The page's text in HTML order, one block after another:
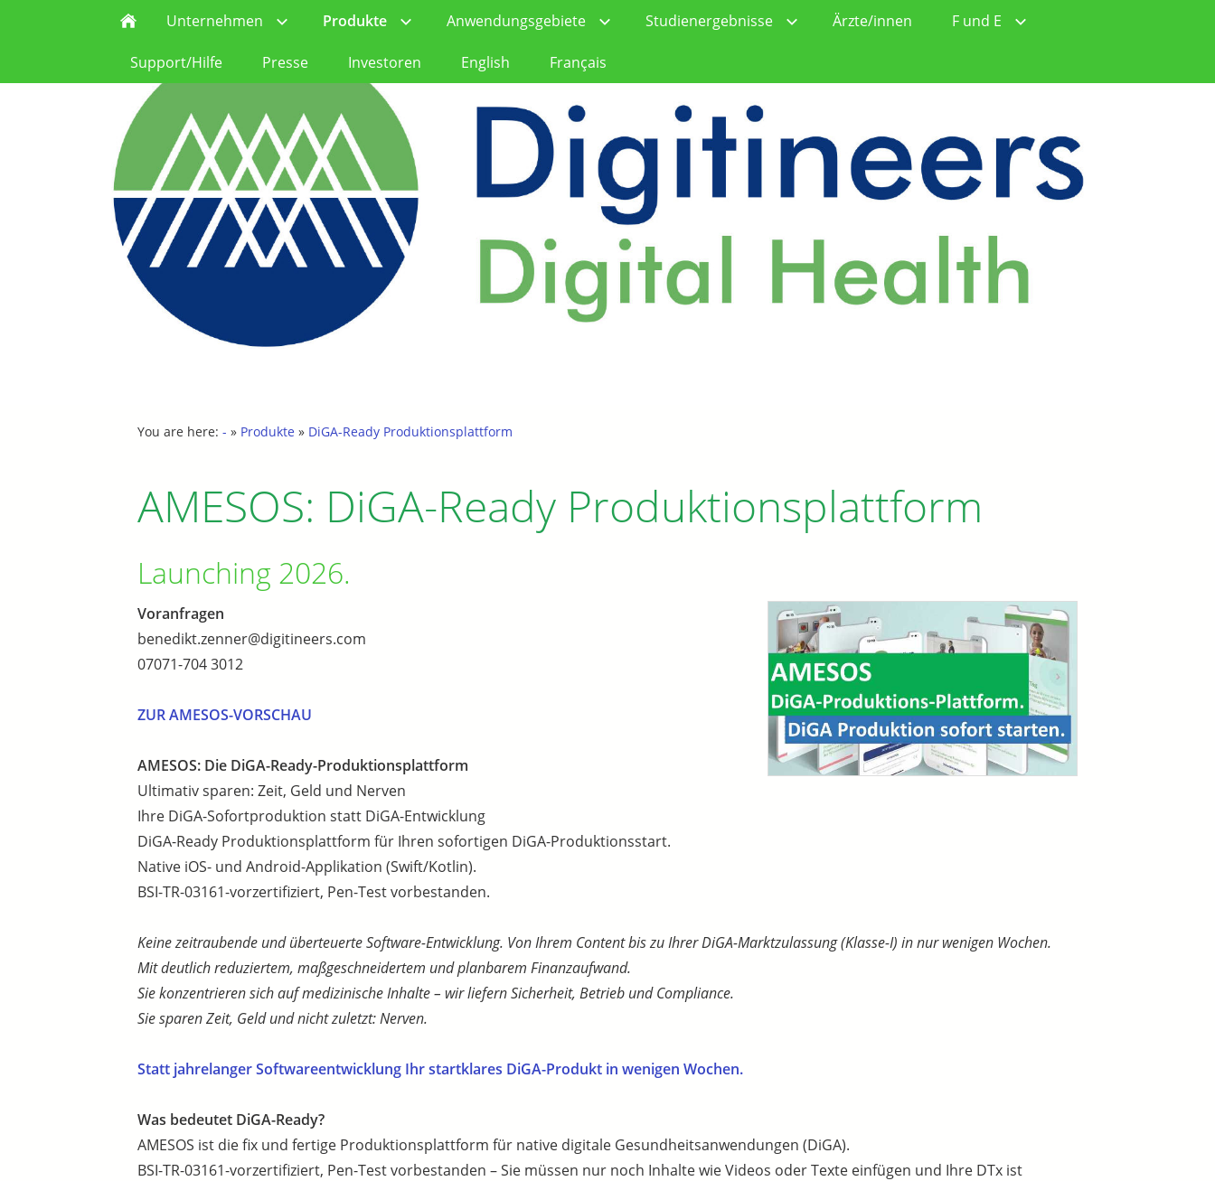
Unternehmen Produkte Anwendungsgebiete Studienergebnisse Ärzte/innen F und E
Support/Hilfe Presse Investoren English Français
You are here: - » Produkte » DiGA-Ready Produktionsplattform
AMESOS: DiGA-Ready Produktionsplattform
Launching 2026.
Voranfragen
benedikt.zenner@digitineers.com
07071-704 3012
ZUR AMESOS-VORSCHAU
AMESOS: Die DiGA-Ready-Produktionsplattform
Ultimativ sparen: Zeit, Geld und Nerven
Ihre DiGA-Sofortproduktion statt DiGA-Entwicklung
DiGA-Ready Produktionsplattform für Ihren sofortigen DiGA-Produktionsstart.
Native iOS- und Android-Applikation (Swift/Kotlin).
BSI-TR-03161-vorzertifiziert, Pen-Test vorbestanden.
Keine zeitraubende und überteuerte Software-Entwicklung. Von Ihrem Content bis zu Ihrer DiGA-Marktzulassung (Klasse-I) in nur wenigen Wochen.
Mit deutlich reduziertem, maßgeschneidertem und planbarem Finanzaufwand.
Sie konzentrieren sich auf medizinische Inhalte – wir liefern Sicherheit, Betrieb und Compliance.
Sie sparen Zeit, Geld und nicht zuletzt: Nerven.
Statt jahrelanger Softwareentwicklung Ihr startklares DiGA-Produkt in wenigen Wochen.
Was bedeutet DiGA-Ready?
AMESOS ist die fix und fertige Produktionsplattform für native digitale Gesundheitsanwendungen (DiGA).
BSI-TR-03161-vorzertifiziert, Pen-Test vorbestanden – Sie müssen nur noch Inhalte wie Videos oder Texte einfügen und Ihre DTx ist